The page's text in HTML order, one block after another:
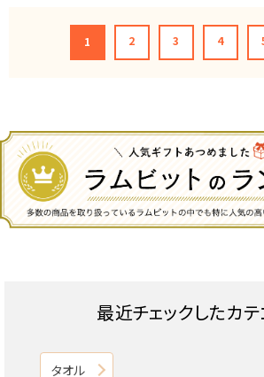
1 2 3 4
最近チェックしたカテ
タオル